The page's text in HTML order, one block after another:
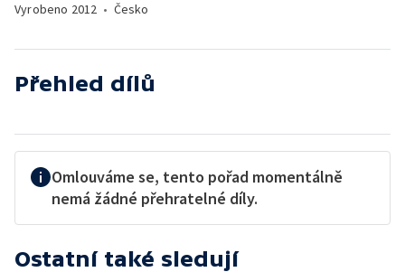
Vyrobeno 2012 • Česko
Přehled dílů
Omlouváme se, tento pořad momentálně
nemá žádné přehratelné díly.
Ostatní také sledují